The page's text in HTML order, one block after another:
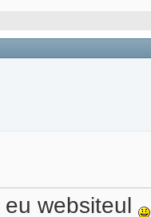
websiteul